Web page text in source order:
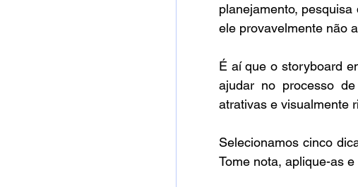
planejamento,
ele provavelmente não
É aí que o storyboard
ajudar no processo
atrativas e visualmente
Selecionamos cinco
Tome nota, aplique-as